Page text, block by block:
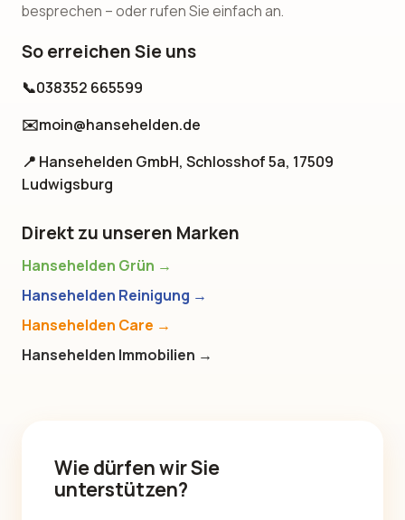
besprechen – oder rufen Sie einfach an.
So erreichen Sie uns
📞038352 665599
✉️moin@hansehelden.de
📍 Hansehelden GmbH, Schlosshof 5a, 17509
Ludwigsburg
Direkt zu unseren Marken
Hansehelden Grün →
Hansehelden Reinigung →
Hansehelden Care →
Hansehelden Immobilien →
Wie dürfen wir Sie
unterstützen?